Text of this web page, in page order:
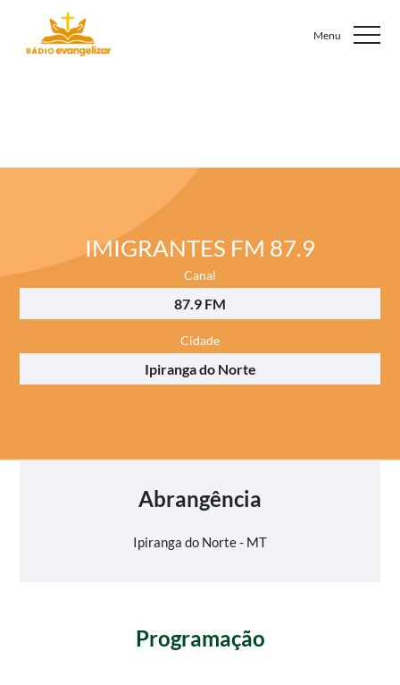
IMIGRANTES FM 87.9
Canal
87.9 FM
Cidade
Ipiranga do Norte
Abrangência
Ipiranga do Norte - MT
Programação